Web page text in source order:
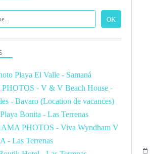
Playa El Valle - Samaná
- V & V Beach House -
- Bavaro (Location de vacances)
Bonita - Las Terrenas
PHOTOS - Viva Wyndham V
- Las Terrenas